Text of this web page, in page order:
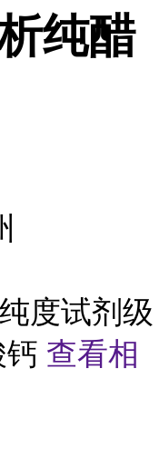
纯醋
度试剂级
查看相